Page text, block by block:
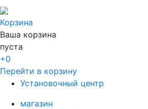
Корзина
Ваша корзина
пуста
+0
Перейти в корзину
Установочный центр
магазин